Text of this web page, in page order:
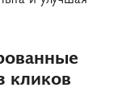
кликов